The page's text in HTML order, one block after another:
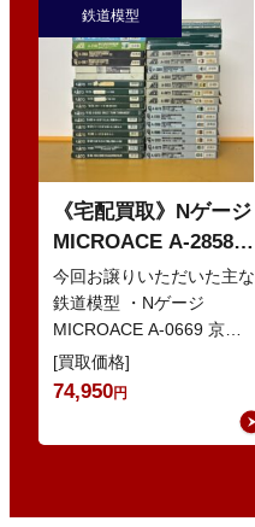
鉄道模型
《宅配買取》Nゲージ
MICROACE A-2858
京阪8000系 新塗装 な
どの鉄道模型
今回お譲りいただいた主な
鉄道模型 ・Nゲージ
MICROACE A-0669 京阪
8030系 ・Nゲージ
GREENMAX 組立キ…
[買取価格]
74,950円